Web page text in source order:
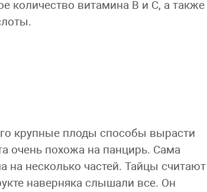
количество витамина В и С, а также
крупные плоды способы вырасти
очень похожа на панцирь. Сама
на несколько частей. Тайцы считают
наверняка слышали все. Он